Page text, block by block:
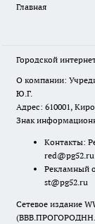
Главная
Городской
О компании:
Ю.Г.
Адрес: 610001,
Знак
Контакты:
red@pg52.ru
Рекламный
st@pg52.ru
Сетевое издание